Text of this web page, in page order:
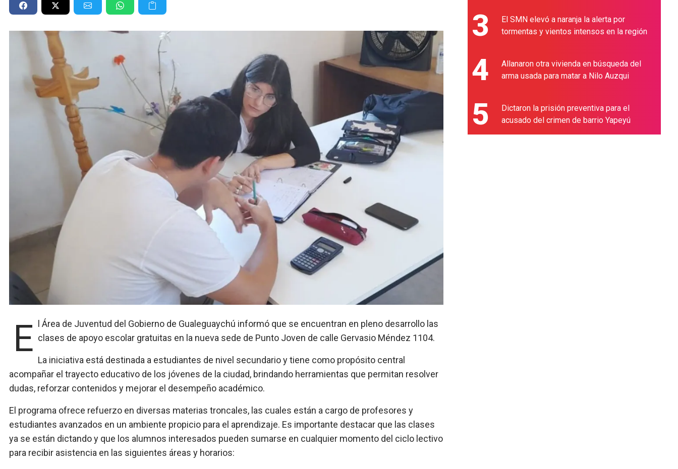
El Área de Juventud del Gobierno de Gualeguaychú informó que se encuentran en pleno desarrollo las clases de apoyo escolar gratuitas en la nueva sede de Punto Joven de calle Gervasio Méndez 1104.
La iniciativa está destinada a estudiantes de nivel secundario y tiene como propósito central
acompañar el trayecto educativo de los jóvenes de la ciudad, brindando herramientas que permitan resolver
dudas, reforzar contenidos y mejorar el desempeño académico.
El programa ofrece refuerzo en diversas materias troncales, las cuales están a cargo de profesores y
estudiantes avanzados en un ambiente propicio para el aprendizaje. Es importante destacar que las clases
ya se están dictando y que los alumnos interesados pueden sumarse en cualquier momento del ciclo lectivo
para recibir asistencia en las siguientes áreas y horarios:
3
El SMN elevó a naranja la alerta por
tormentas y vientos intensos en la región
4
Allanaron otra vivienda en búsqueda del
arma usada para matar a Nilo Auzqui
5
Dictaron la prisión preventiva para el
acusado del crimen de barrio Yapeyú